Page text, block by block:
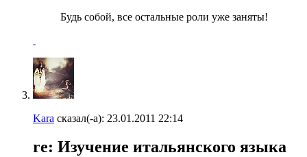
Будь собой, все остальные роли уже заняты!
Kara сказал(-а): 23.01.2011 22:14
re: Изучение итальянского языка